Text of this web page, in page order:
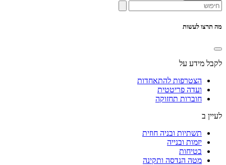
מה תרצו לעשות
לקבל מידע על
הצטרפות להתאחדות
ועדה פריטטית
חוברות תחזוקה
לעיין ב
תשתיות ובניה חוזית
יזמות ובנייה
בטיחות
מטה הנדסה ותקינה